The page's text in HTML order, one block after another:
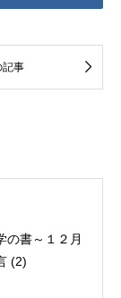
記事 
の書～１２月
(2)